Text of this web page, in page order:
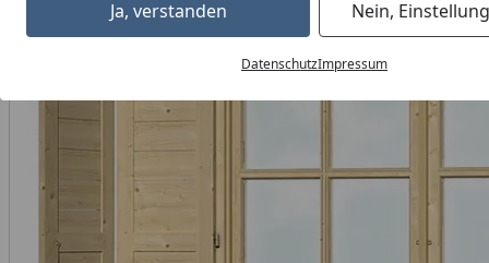
Ja, verstanden Nein,
DatenschutzImpressum